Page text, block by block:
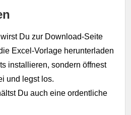
Du zur Download-Seite
Excel-Vorlage herunterladen
installieren, sondern öffnest
und legst los.
Du auch eine ordentliche